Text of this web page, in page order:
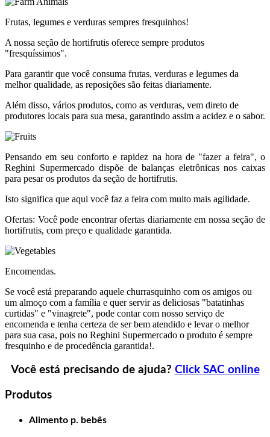
Frutas, legumes e verduras sempres fresquinhos!
A nossa seção de hortifrutis oferece sempre produtos
"fresquíssimos".
Para garantir que você consuma frutas, verduras e legumes da
melhor qualidade, as reposições são feitas diariamente.
Além disso, vários produtos, como as verduras, vem direto de
produtores locais para sua mesa, garantindo assim a acidez e o sabor.
Pensando em seu conforto e rapidez na hora de "fazer a feira", o
Reghini Supermercado dispõe de balanças eletrônicas nos caixas
para pesar os produtos da seção de hortifrutis.
Isto significa que aqui você faz a feira com muito mais agilidade.
Ofertas: Você pode encontrar ofertas diariamente em nossa seção de
hortifrutis, com preço e qualidade garantida.
Encomendas.
Se você está preparando aquele churrasquinho com os amigos ou
um almoço com a família e quer servir as deliciosas "batatinhas
curtidas" e "vinagrete", pode contar com nosso serviço de
encomenda e tenha certeza de ser bem atendido e levar o melhor
para sua casa, pois no Reghini Supermercado o produto é sempre
fresquinho e de procedência garantida!.
Você está precisando de ajuda? Click SAC online
Produtos
Alimento p. bebês